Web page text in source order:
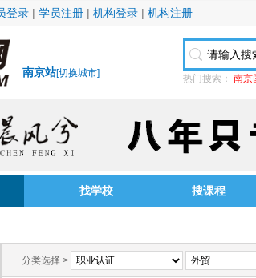
登录 | 学员注册 | 机构登录 | 机构注册
南京站[切换城市] 热门搜索： 南京
找学校 搜课程
分类选择 >